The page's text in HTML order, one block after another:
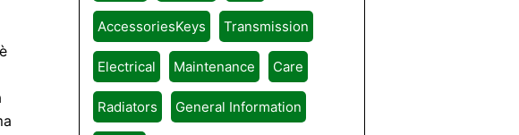
AccessoriesKeys Transmission
Electrical Maintenance Care
Radiators General Information